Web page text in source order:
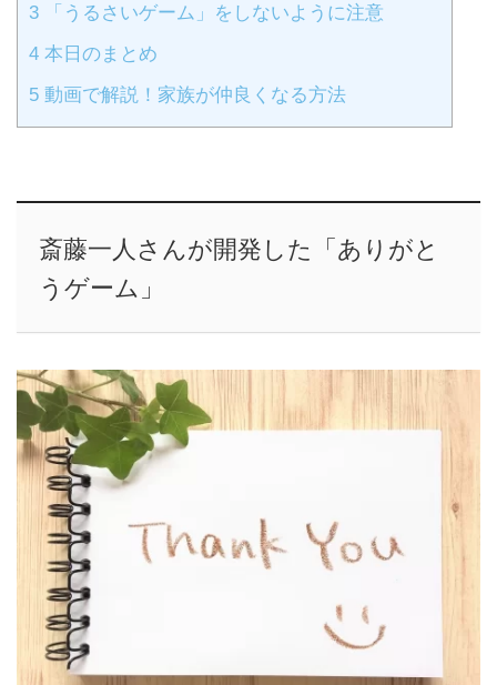
3 「うるさいゲーム」をしないように注意
4 本日のまとめ
5 動画で解説！家族が仲良くなる方法
斎藤一人さんが開発した「ありがと
うゲーム」